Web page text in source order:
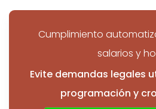
Cumplimiento
salarios y
Evite demandas legales
programación y